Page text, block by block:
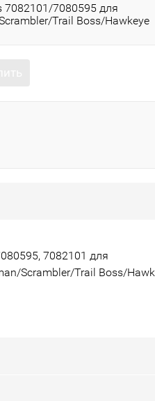
7080595 для
Trail Boss/Hawkeye
7082101 для
Scrambler/Trail Boss/